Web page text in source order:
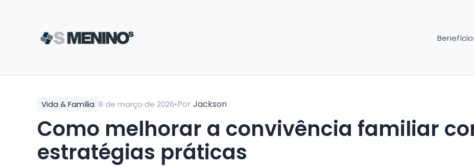
Vida & Família 8 de março de 2026•Por Jackson
Como melhorar a convivência familiar
estratégias práticas